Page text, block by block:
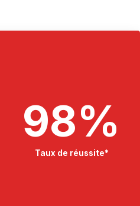
98%
Taux de réussite*